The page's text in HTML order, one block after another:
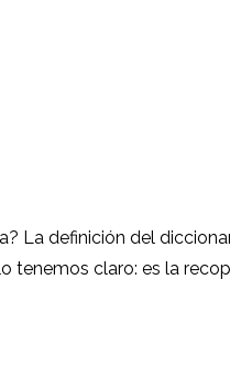
La definición del
tenemos claro: es la